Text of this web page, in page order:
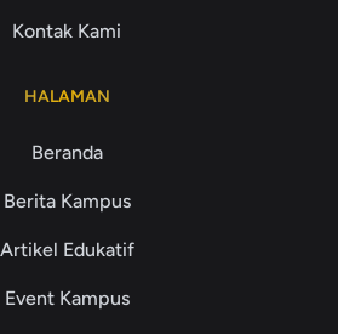
Kontak Kami
HALAMAN
Beranda
Berita Kampus
Artikel Edukatif
Event Kampus